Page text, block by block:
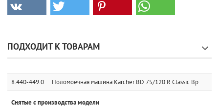
ПОДХОДИТ К ТОВАРАМ
8.440-449.0 Поломоечная машина Karcher BD 75/120 R Classic Bp
Снятые с производства модели